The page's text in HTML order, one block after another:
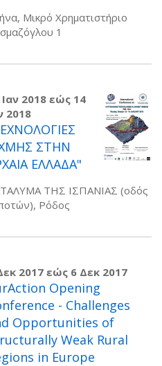
Μικρό Χρηματιστήριο
1
2018 εώς 14
2018
ΣΤΗΝ
ΕΛΛΑΔΑ"
ΤΗΣ ΙΣΠΑΝΙΑΣ (οδός
Ρόδος
2017 εώς 6 Δεκ 2017
Opening
- Challenges
Opportunities of
Weak Rural
in Europe